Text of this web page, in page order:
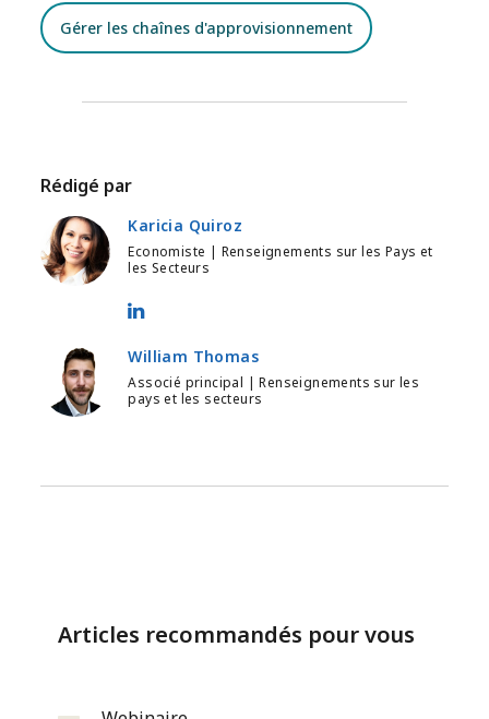
Gérer les chaînes d'approvisionnement
Rédigé par
Karicia Quiroz
Economiste | Renseignements sur les Pays et
les Secteurs
Karicia Quiroz - LinkedIn
William Thomas
Associé principal | Renseignements sur les
pays et les secteurs
Articles recommandés pour vous